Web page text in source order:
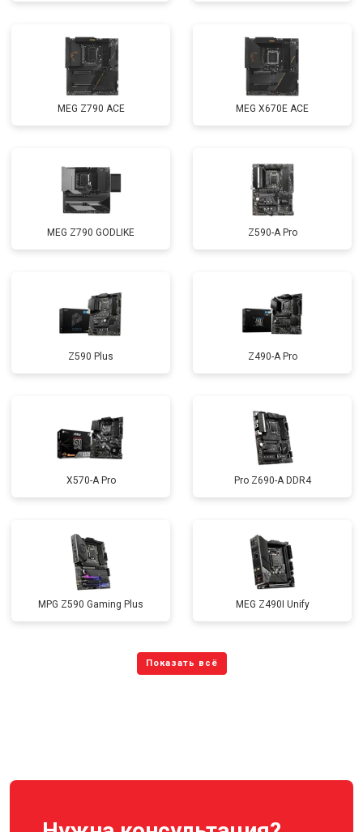
MEG Z790 ACE MEG X670E ACE
MEG Z790 GODLIKE Z590-A Pro
Z590 Plus Z490-A Pro
X570-A Pro Pro Z690-A DDR4
MPG Z590 Gaming Plus MEG Z490I Unify